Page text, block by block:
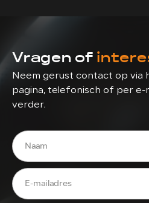
Vragen of
Neem gerust contact op via
pagina, telefonisch of per e-
verder.